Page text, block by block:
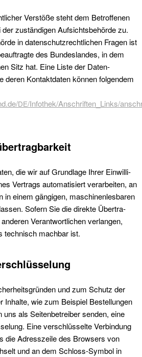
Ver­stöße ste­ht dem Betrof­fe­nen
zuständi­gen Auf­sichts­be­hörde zu.
in daten­schutzrechtlichen Fra­gen ist
des Bun­des­lan­des, in dem
Sitz hat. Eine Liste der Daten­
deren Kon­tak­t­dat­en kön­nen fol­gen­dem
DE/Infothek/Anschriften_Links/
die wir auf Grund­lage Ihrer Ein­willi­
Ver­trags automa­tisiert ver­ar­beit­en, an
in einem gängi­gen, maschi­nen­les­baren
Sofern Sie die direk­te Über­tra­
Ver­ant­wortlichen ver­lan­gen,
tech­nisch mach­bar ist.
und zum Schutz der
Inhalte, wie zum Beispiel Bestel­lun­gen
uns als Seit­en­be­treiber senden, eine
Eine ver­schlüs­selte Verbindung
die Adresszeile des Browsers von
und an dem Schloss-Sym­bol in